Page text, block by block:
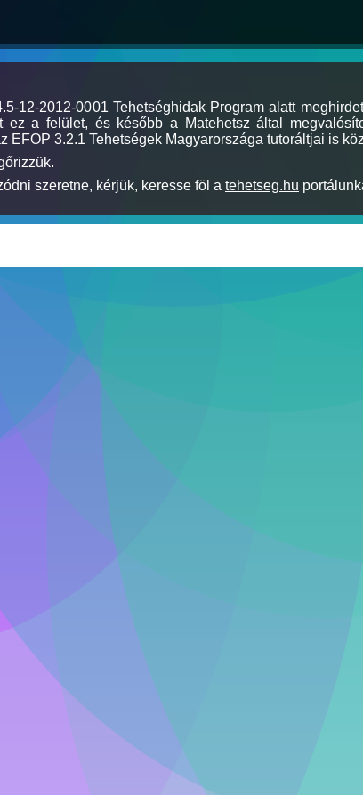
12-2012-0001 Tehetséghidak Program alatt
ez a felület, és később a Matehetsz által
EFOP 3.2.1 Tehetségek Magyarországa tutoráltjai is
szeretne, kérjük, keresse föl a tehetseg.hu